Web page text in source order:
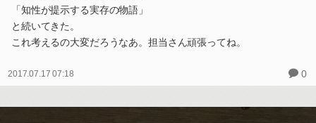
「知性が提示する実存の物語」
と続いてきた。
これ考えるの大変だろうなあ。担当さん頑張ってね。
2017.07.17 07:18 0